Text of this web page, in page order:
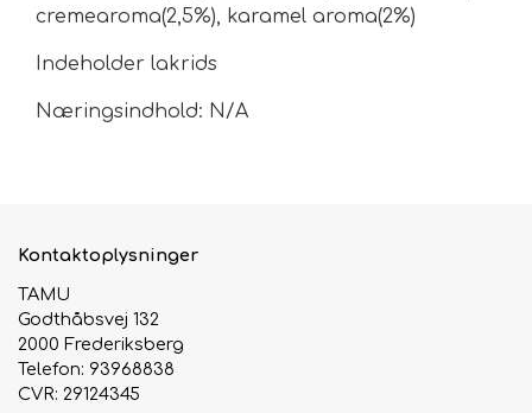
cremearoma(2,5%), karamel aroma(2%)
Indeholder lakrids
Næringsindhold: N/A
Kontaktoplysninger
TAMU
Godthåbsvej 132
2000 Frederiksberg
Telefon: 93968838
CVR: 29124345